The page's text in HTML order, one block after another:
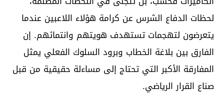
لحظات الدفاع الشرس عن كرامة هؤلاء اللاعبين عندما
يتعرضون لتهجمات تستهدف هويتهم وانتمائهم. إن
الفارق بين بلاغة الخطاب وبرود السلوك الفعلي يمثل
المفارقة الأكبر التي تحتاج إلى مساءلة حقيقية من قبل
صناع القرار الرياضي.